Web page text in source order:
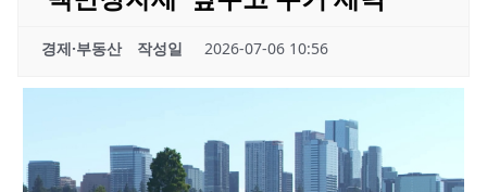
경제·부동산 작성일 2026-07-06 10:56